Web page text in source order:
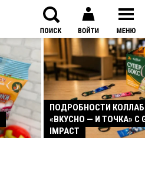
ПОДРОБНОСТИ
«ВКУСНО — И ТОЧКА» С
IMPACT